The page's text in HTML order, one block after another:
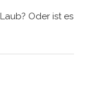
Oder ist es